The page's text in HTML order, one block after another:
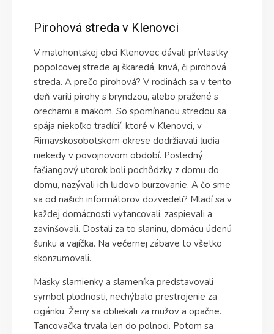
Pirohová streda v Klenovci
V malohontskej obci Klenovec dávali prívlastky
popolcovej strede aj škaredá, krivá, či pirohová
streda. A prečo pirohová? V rodinách sa v tento
deň varili pirohy s bryndzou, alebo pražené s
orechami a makom. So spomínanou stredou sa
spája niekoľko tradícií, ktoré v Klenovci, v
Rimavskosobotskom okrese dodržiavali ľudia
niekedy v povojnovom období. Posledný
fašiangový utorok boli pochôdzky z domu do
domu, nazývali ich ľudovo burzovanie. A čo sme
sa od našich informátorov dozvedeli? Mladí sa v
každej domácnosti vytancovali, zaspievali a
zavinšovali. Dostali za to slaninu, domácu údenú
šunku a vajíčka. Na večernej zábave to všetko
skonzumovali.
Masky slamienky a slameníka predstavovali
symbol plodnosti, nechýbalo prestrojenie za
cigánku. Ženy sa obliekali za mužov a opačne.
Tancovačka trvala len do polnoci. Potom sa